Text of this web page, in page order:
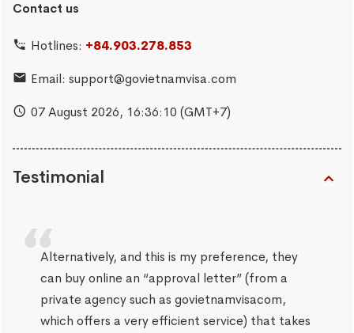
Contact us
Hotlines: +84.903.278.853
Email: support@govietnamvisa.com
07 August 2026, 16:36:11 (GMT+7)
Testimonial
Alternatively, and this is my preference, they
can buy online an “approval letter” (from a
private agency such as govietnamvisacom,
which offers a very efficient service) that takes